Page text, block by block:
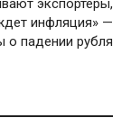
экспортеры,
инфляция» —
о падении рубля